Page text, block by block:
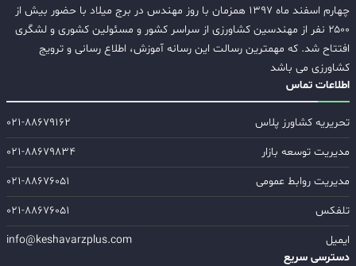
چهارم اسفند ماه ۱۳۹۷ همزمان با روز مهندس در برج میلاد با حضور بیش از
۲۵۰۰ نفر از مهندسین کشاورزی از سراسر کشور و مسئولین کشوری و لشگری
افتتاح شد. که مهمترین رسالت این رسانه آموزش، اطلاع رسانی و ترویج
کشاورزی می باشد
اطلاعات تماس
تحریریه کشاورز پلاس
۰۲۱-۸۸۶۷۹۱۶۲
مدیریت توسعه بازار
۰۲۱-۸۸۶۷۹۸۳۴
مدیریت روابط عمومی
۰۲۱-۸۸۶۷۶۰۵۱
تلفکس
۰۲۱-۸۸۶۷۶۰۵۱
ایمیل
info@keshavarzplus.com
دسترسی سریع